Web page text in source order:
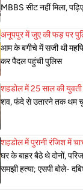
MBBS सीट नहीं मिला,
अनूपपुर में जुए की फड़ पर
आम के बगीचे में सजी थी
कर पैदल पहुंची पुलिस
शहडोल में 25 साल की युवती
शव, फंदे से उतारने तक थम
शहडोल में पुरानी रंजिश में
घर के बाहर बैठे थे दोनों,
समझी हत्या; एसपी बोले-